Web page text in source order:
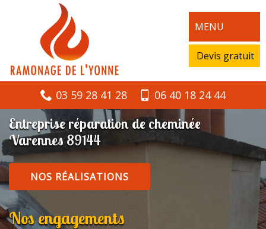
MENU
Devis gratuit
03 59 28 41 28 06 40 18 24 44
Entreprise réparation de cheminée
Varennes 89144
NOS RÉALISATIONS
Nos engagements